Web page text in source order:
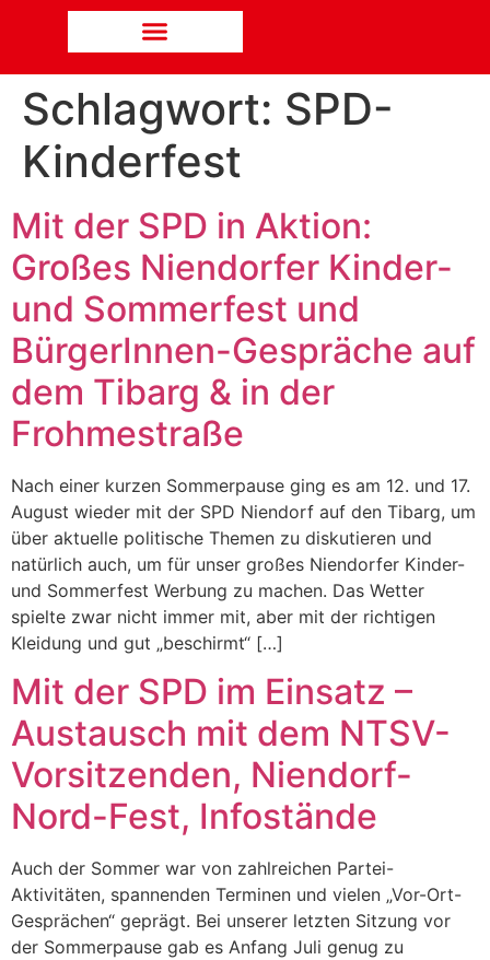
Schlagwort: SPD-
Kinderfest
Mit der SPD in Aktion:
Großes Niendorfer Kinder-
und Sommerfest und
BürgerInnen-Gespräche auf
dem Tibarg & in der
Frohmestraße
Nach einer kurzen Sommerpause ging es am 12. und 17.
August wieder mit der SPD Niendorf auf den Tibarg, um
über aktuelle politische Themen zu diskutieren und
natürlich auch, um für unser großes Niendorfer Kinder-
und Sommerfest Werbung zu machen. Das Wetter
spielte zwar nicht immer mit, aber mit der richtigen
Kleidung und gut „beschirmt“ […]
Mit der SPD im Einsatz –
Austausch mit dem NTSV-
Vorsitzenden, Niendorf-
Nord-Fest, Infostände
Auch der Sommer war von zahlreichen Partei-
Aktivitäten, spannenden Terminen und vielen „Vor-Ort-
Gesprächen“ geprägt. Bei unserer letzten Sitzung vor
der Sommerpause gab es Anfang Juli genug zu